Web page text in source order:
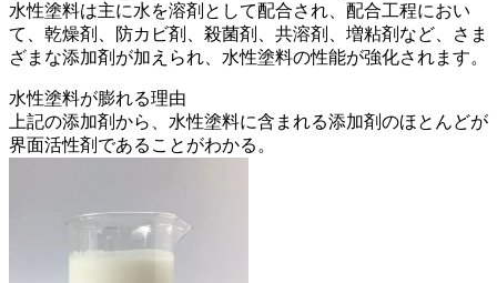
水性塗料は主に水を溶剤として配合され、配合工程におい
て、乾燥剤、防カビ剤、殺菌剤、共溶剤、増粘剤など、さま
ざまな添加剤が加えられ、水性塗料の性能が強化されます。
水性塗料が膨れる理由
上記の添加剤から、水性塗料に含まれる添加剤のほとんどが
界面活性剤であることがわかる。